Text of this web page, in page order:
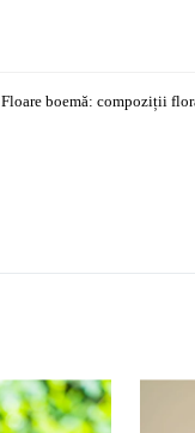
Floare boemă: compoziții